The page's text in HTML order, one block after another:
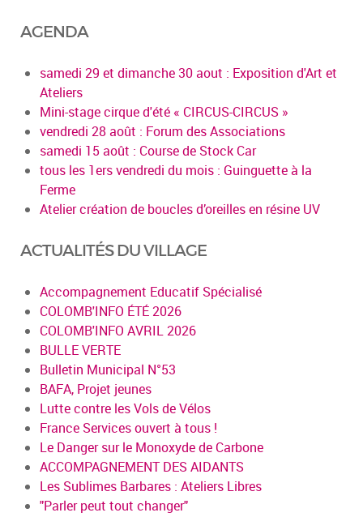
AGENDA
samedi 29 et dimanche 30 aout : Exposition d'Art et
Ateliers
Mini-stage cirque d'été « CIRCUS-CIRCUS »
vendredi 28 août : Forum des Associations
samedi 15 août : Course de Stock Car
tous les 1ers vendredi du mois : Guinguette à la
Ferme
Atelier création de boucles d’oreilles en résine UV
ACTUALITÉS DU VILLAGE
Accompagnement Educatif Spécialisé
COLOMB'INFO ÉTÉ 2026
COLOMB'INFO AVRIL 2026
BULLE VERTE
Bulletin Municipal N°53
BAFA, Projet jeunes
Lutte contre les Vols de Vélos
France Services ouvert à tous !
Le Danger sur le Monoxyde de Carbone
ACCOMPAGNEMENT DES AIDANTS
Les Sublimes Barbares : Ateliers Libres
"Parler peut tout changer"